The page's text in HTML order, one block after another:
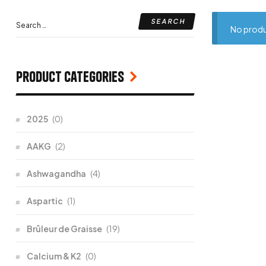
No
Product categories
2025 (0)
AAKG (2)
Ashwagandha (4)
Aspartic (1)
Brûleur de Graisse (19)
Calcium & K2 (0)